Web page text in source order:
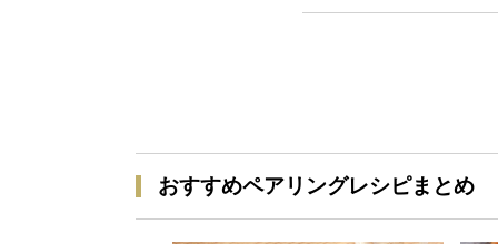
おすすめペアリングレシピまとめ